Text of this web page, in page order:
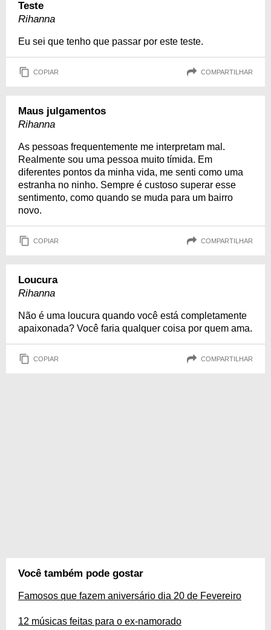
Teste
Rihanna
Eu sei que tenho que passar por este teste.
COPIAR COMPARTILHAR
Maus julgamentos
Rihanna
As pessoas frequentemente me interpretam mal.
Realmente sou uma pessoa muito tímida. Em
diferentes pontos da minha vida, me senti como uma
estranha no ninho. Sempre é custoso superar esse
sentimento, como quando se muda para um bairro
novo.
COPIAR COMPARTILHAR
Loucura
Rihanna
Não é uma loucura quando você está completamente
apaixonada? Você faria qualquer coisa por quem ama.
COPIAR COMPARTILHAR
Você também pode gostar
Famosos que fazem aniversário dia 20 de Fevereiro
12 músicas feitas para o ex-namorado